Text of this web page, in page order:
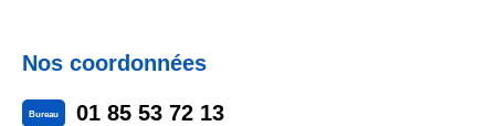
Nos coordonnées
Bureau 01 85 53 72 13